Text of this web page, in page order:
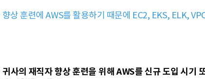
상 훈련에 AWS를 활용하기 때문에 EC2, EKS, ELK,
귀사의 재직자 향상 훈련을 위해 AWS를 신규 도입 시기